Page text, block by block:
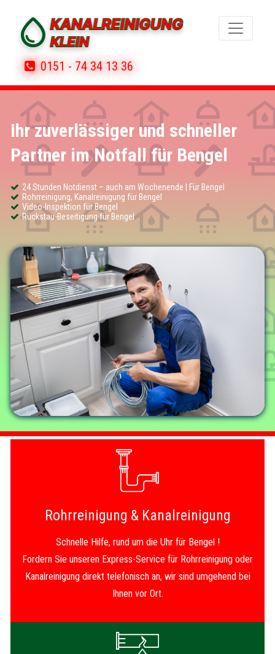
0151 - 74 34 13 36
Ihr zuverlässiger und schneller
Partner im Notfall für Bengel
24 Stunden Notdienst – auch am Wochenende | Für Bengel
Rohrreinigung, Kanalreinigung für Bengel
Video-Inspektion für Bengel
Rückstau-Beseitigung für Bengel
Rohrreinigung & Kanalreinigung
Schnelle Hilfe, rund um die Uhr für Bengel !
Fordern Sie unseren Express-Service für Rohrreinigung oder
Kanalreinigung direkt telefonisch an, wir sind umgehend bei
Ihnen vor Ort.